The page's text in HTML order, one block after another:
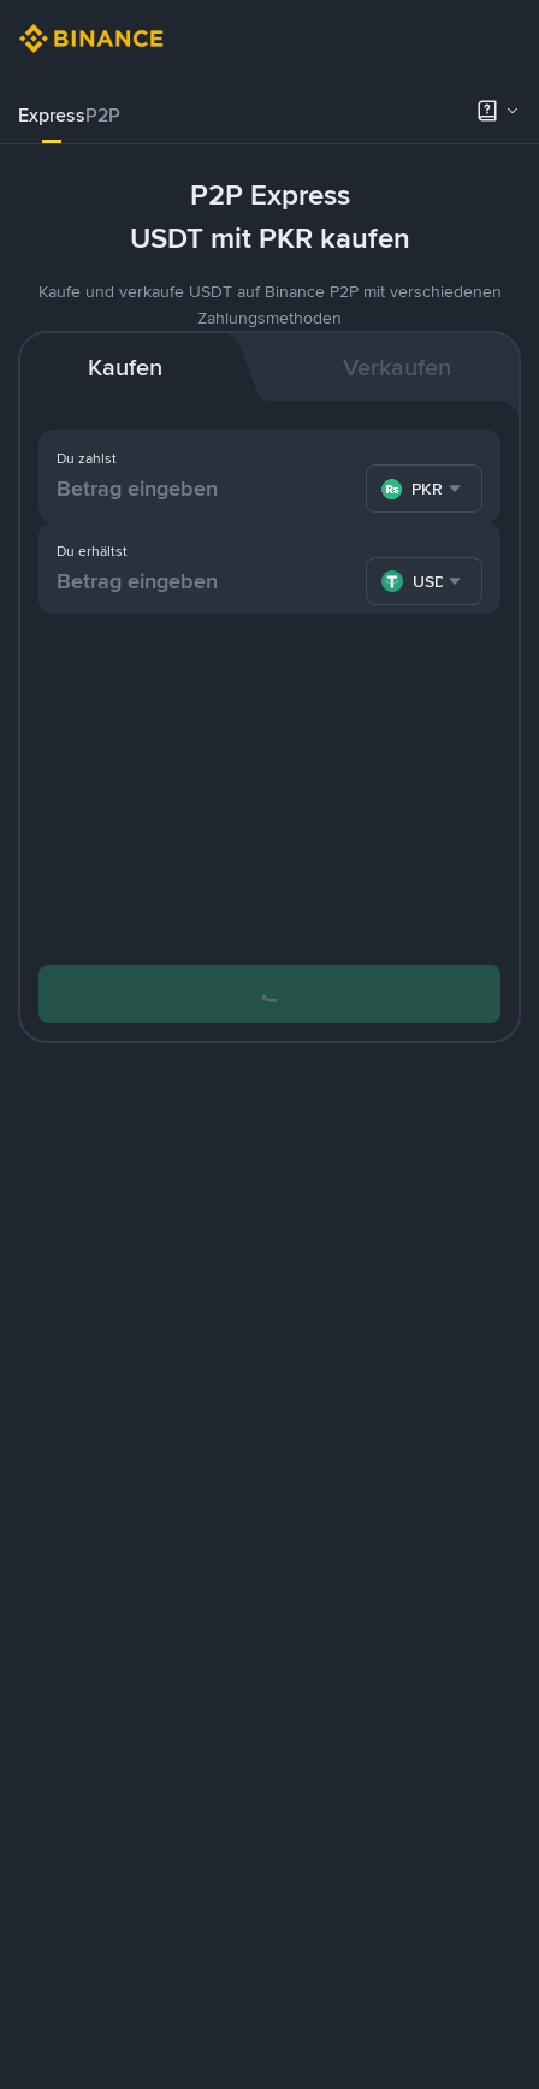
ExpressP2P
P2P Express
USDT mit PKR kaufen
Kaufe und verkaufe USDT auf Binance P2P mit verschiedenen
Zahlungsmethoden
Kaufen Verkaufen
Du zahlst
PKR
Du erhältst
USDT